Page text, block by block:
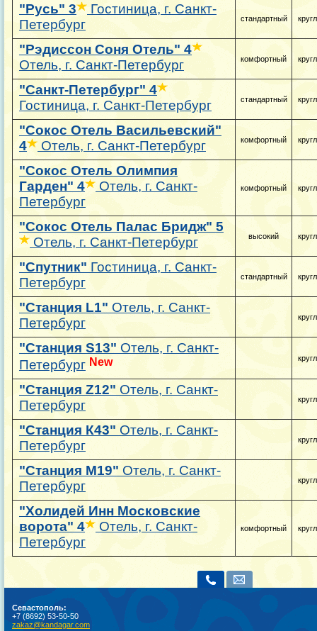
"Русь" 3
Гостиница, г. Санкт-
Петербург
стандартный
"Рэдиссон Соня Отель" 4
Отель, г. Санкт-Петербург
комфортный
"Санкт-Петербург" 4
Гостиница, г. Санкт-Петербург
стандартный
"Сокос Отель Васильевский"
4
Отель, г. Санкт-Петербург комфортный
"Сокос Отель Олимпия
Гарден" 4
Отель, г. Санкт-
Петербург
комфортный
"Сокос Отель Палас Бридж" 5
Отель, г. Санкт-Петербург
высокий
"Спутник" Гостиница, г. Санкт-
Петербург
стандартный
"Станция L1" Отель, г. Санкт-
Петербург
"Станция S13" Отель, г. Санкт-
Петербург New
"Станция Z12" Отель, г. Санкт-
Петербург
"Станция К43" Отель, г. Санкт-
Петербург
"Станция М19" Отель, г. Санкт-
Петербург
"Холидей Инн Московские
ворота" 4
Отель, г. Санкт-
Петербург
комфортный
Севастополь:
+7 (8692) 53-50-50
zakaz@kandagar.com